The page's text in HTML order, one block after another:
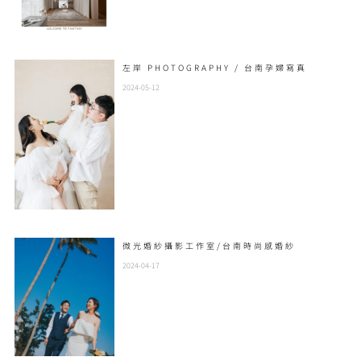
左岸 PHOTOGRAPHY / 台南孕婦寫真
2024-05-12
微光婚紗攝影工作室/台南時尚感婚紗
2024-04-17